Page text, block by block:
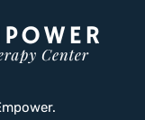
Add To Cart